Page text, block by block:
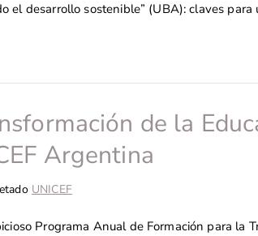
el desarrollo sostenible” (UBA): claves
de la
Argentina
UNICEF
Programa Anual de Formación para la